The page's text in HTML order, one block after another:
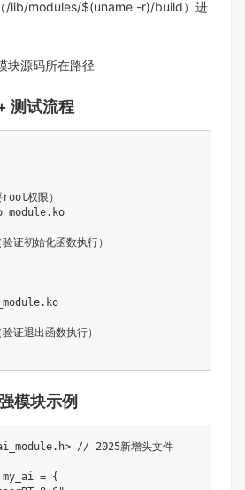
/lib/modules/$(uname -r)/build）进
块源码所在路径​
测试流程
权限）
证初始化函数执行）
证退出函数执行）
模块示例
// 2025新增头文件
= {